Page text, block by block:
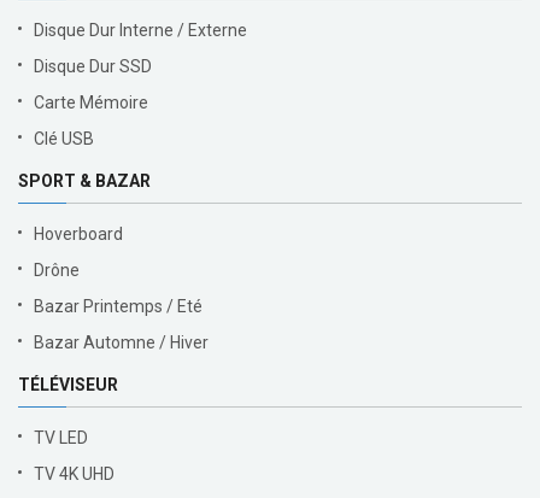
Disque Dur Interne / Externe
Disque Dur SSD
Carte Mémoire
Clé USB
SPORT & BAZAR
Hoverboard
Drône
Bazar Printemps / Eté
Bazar Automne / Hiver
TÉLÉVISEUR
TV LED
TV 4K UHD